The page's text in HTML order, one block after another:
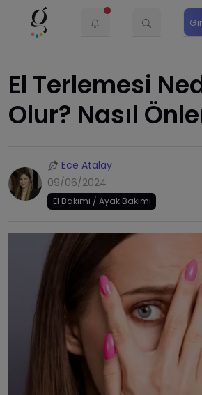
El Terlemesi
Olur? Nasıl
Ece Atalay
09/06/2024
El Bakımı / Ayak Bakımı